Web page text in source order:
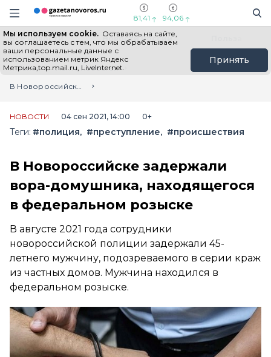
Информационный портал "ГазетаНоворос.ру"
Навигация сайта
81,41 94,06
Мы используем cookie. Оставаясь на сайте,
вы соглашаетесь с тем, что мы обрабатываем
ваши персональные данные с
использованием метрик Яндекс
Метрика,top.mail.ru, LiveInternet.
Принять
Все новости Новости России
Главная
Лента новостей
В Новороссийске задержали вора-домушника, находящегося в федеральном розыске
НОВОСТИ 04 сен 2021, 14:00 0+
Теги: #полиция #преступление #происшествия
В Новороссийске задержали
вора-домушника, находящегося
в федеральном розыске
В августе 2021 года сотрудники
новороссийской полиции задержали 45-
летнего мужчину, подозреваемого в серии краж
из частных домов. Мужчина находился в
федеральном розыске.